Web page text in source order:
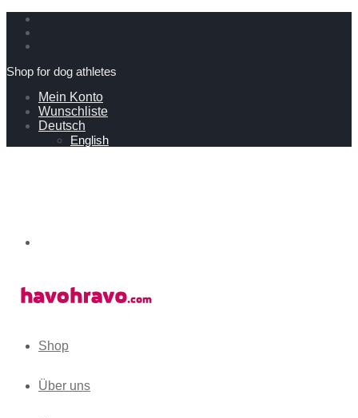
Shop for dog athletes
Mein Konto
Wunschliste
Deutsch
English
Shop
Über uns